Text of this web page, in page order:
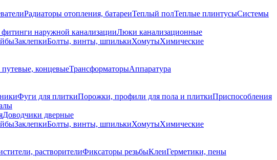
Радиаторы отопления, батареиТеплый полТеплые плинтусыСистемы
наружной канализацииЛюки канализационные
ЗаклепкиБолты, винты, шпилькиХомутыХимические
концевыеТрансформаторыАппаратура
Фуги для плиткиПорожки, профили для пола и плиткиПриспособления
Доводчики дверные
ЗаклепкиБолты, винты, шпилькиХомутыХимические
растворителиФиксаторы резьбыКлеиГерметики, пены